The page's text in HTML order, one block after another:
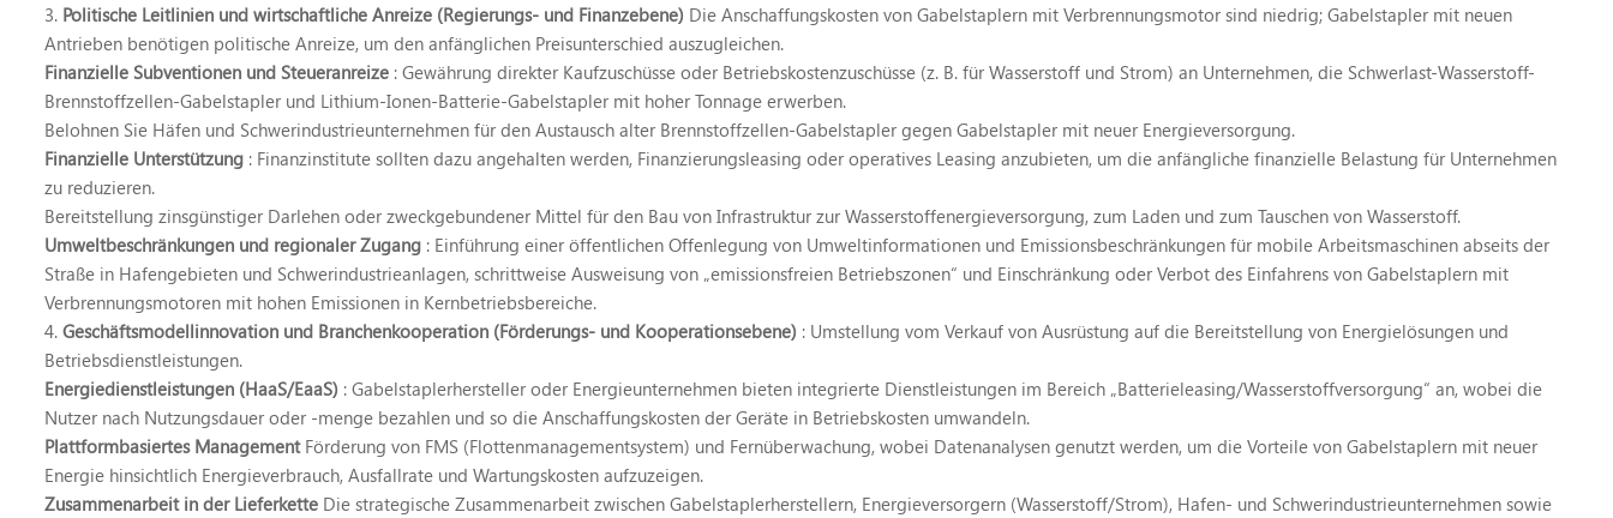
3. Politische Leitlinien und wirtschaftliche Anreize (Regierungs- und Finanzebene) Die Anschaffungskosten von Gabelstaplern mit Verbrennungsmotor sind niedrig; Gabelstapler mit neuen
Antrieben benötigen politische Anreize, um den anfänglichen Preisunterschied auszugleichen.
Finanzielle Subventionen und Steueranreize : Gewährung direkter Kaufzuschüsse oder Betriebskostenzuschüsse (z. B. für Wasserstoff und Strom) an Unternehmen, die Schwerlast-Wasserstoff-
Brennstoffzellen-Gabelstapler und Lithium-Ionen-Batterie-Gabelstapler mit hoher Tonnage erwerben.
Belohnen Sie Häfen und Schwerindustrieunternehmen für den Austausch alter Brennstoffzellen-Gabelstapler gegen Gabelstapler mit neuer Energieversorgung.
Finanzielle Unterstützung : Finanzinstitute sollten dazu angehalten werden, Finanzierungsleasing oder operatives Leasing anzubieten, um die anfängliche finanzielle Belastung für Unternehmen
zu reduzieren.
Bereitstellung zinsgünstiger Darlehen oder zweckgebundener Mittel für den Bau von Infrastruktur zur Wasserstoffenergieversorgung, zum Laden und zum Tauschen von Wasserstoff.
Umweltbeschränkungen und regionaler Zugang : Einführung einer öffentlichen Offenlegung von Umweltinformationen und Emissionsbeschränkungen für mobile Arbeitsmaschinen abseits der
Straße in Hafengebieten und Schwerindustrieanlagen, schrittweise Ausweisung von „emissionsfreien Betriebszonen“ und Einschränkung oder Verbot des Einfahrens von Gabelstaplern mit
Verbrennungsmotoren mit hohen Emissionen in Kernbetriebsbereiche.
4. Geschäftsmodellinnovation und Branchenkooperation (Förderungs- und Kooperationsebene) : Umstellung vom Verkauf von Ausrüstung auf die Bereitstellung von Energielösungen und
Betriebsdienstleistungen.
Energiedienstleistungen (HaaS/EaaS) : Gabelstaplerhersteller oder Energieunternehmen bieten integrierte Dienstleistungen im Bereich „Batterieleasing/Wasserstoffversorgung“ an, wobei die
Nutzer nach Nutzungsdauer oder -menge bezahlen und so die Anschaffungskosten der Geräte in Betriebskosten umwandeln.
Plattformbasiertes Management Förderung von FMS (Flottenmanagementsystem) und Fernüberwachung, wobei Datenanalysen genutzt werden, um die Vorteile von Gabelstaplern mit neuer
Energie hinsichtlich Energieverbrauch, Ausfallrate und Wartungskosten aufzuzeigen.
Zusammenarbeit in der Lieferkette Die strategische Zusammenarbeit zwischen Gabelstaplerherstellern, Energieversorgern (Wasserstoff/Strom), Hafen- und Schwerindustrieunternehmen sowie